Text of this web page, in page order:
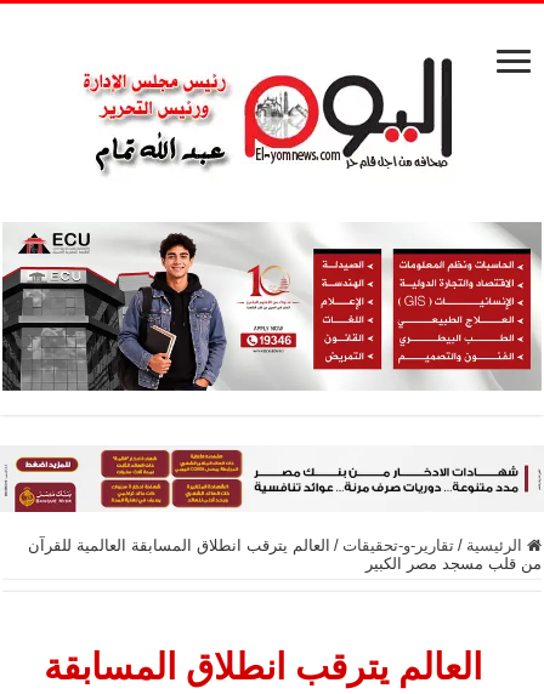
الرئيسية / تقارير-و-تحقيقات / العالم يترقب انطلاق المسابقة العالمية للقرآن
من قلب مسجد مصر الكبير
العالم يترقب انطلاق المسابقة